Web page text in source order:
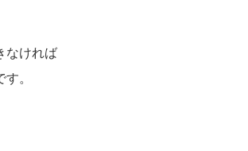
なければ
。